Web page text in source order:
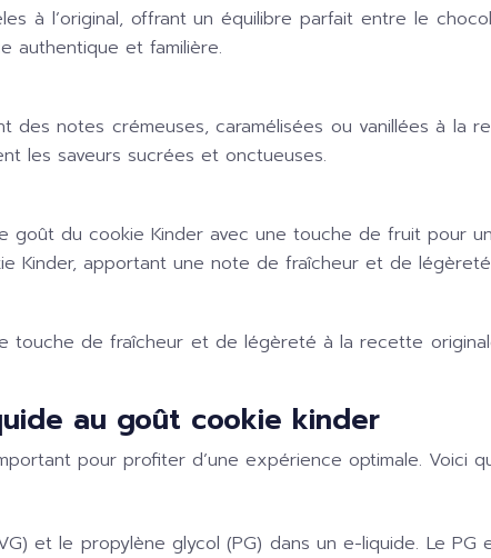
à l’original, offrant un équilibre parfait entre le
authentique et familière.
des notes crémeuses, caramélisées ou vanillées à
les saveurs sucrées et onctueuses.
goût du cookie Kinder avec une touche de fruit pour
Kinder, apportant une note de fraîcheur et de
touche de fraîcheur et de légèreté à la recette
au goût cookie kinder
pour profiter d’une expérience optimale. Voici
et le propylène glycol (PG) dans un e-liquide. Le